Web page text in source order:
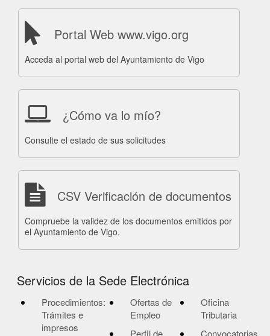
Portal Web www.vigo.org
Acceda al portal web del Ayuntamiento de Vigo
¿Cómo va lo mío?
Consulte el estado de sus solicitudes
CSV Verificación de documentos
Compruebe la validez de los documentos emitidos por
el Ayuntamiento de Vigo.
Servicios de la Sede Electrónica
Procedimientos:
Trámites e
impresos
Ofertas de
Empleo
Perfil de
Oficina
Tributaria
Convocatorias